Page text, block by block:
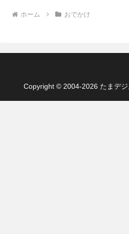
ホーム おでかけ
Copyright © 2004-2026 たまデジ